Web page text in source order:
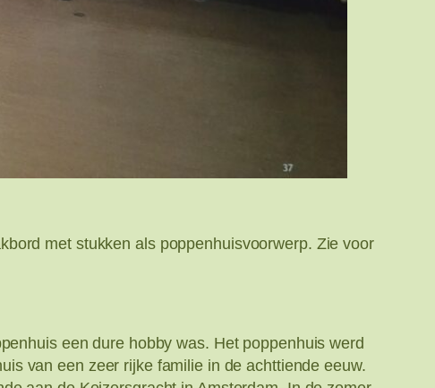
met stukken als poppenhuisvoorwerp. Zie voor
een dure hobby was. Het poppenhuis werd
van een zeer rijke familie in de achttiende eeuw.